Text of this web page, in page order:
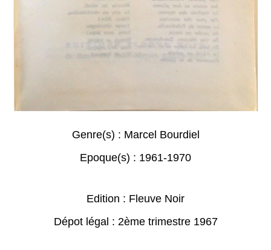
Genre(s) : Marcel Bourdiel
Epoque(s) : 1961-1970
Edition : Fleuve Noir
Dépot légal : 2ème trimestre 1967